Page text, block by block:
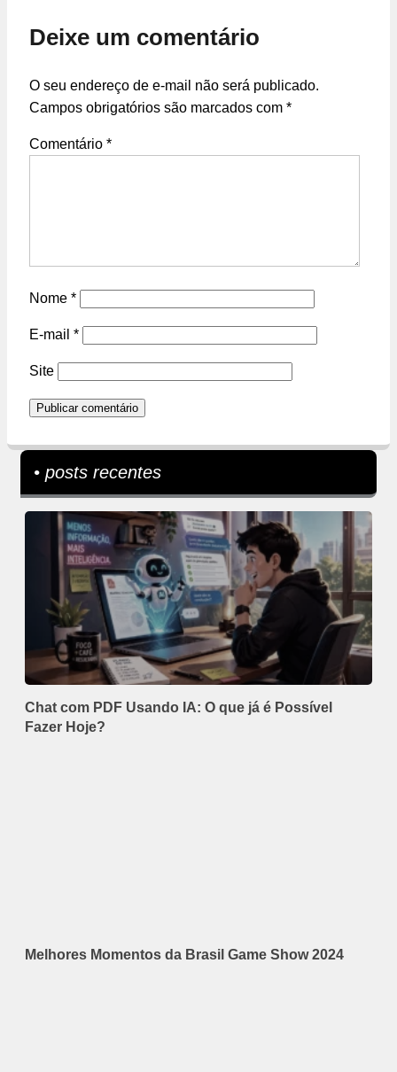
Deixe um comentário
O seu endereço de e-mail não será publicado.
Campos obrigatórios são marcados com *
Comentário *
Nome *
E-mail *
Site
• posts recentes
Chat com PDF Usando IA: O que já é Possível
Fazer Hoje?
Melhores Momentos da Brasil Game Show 2024